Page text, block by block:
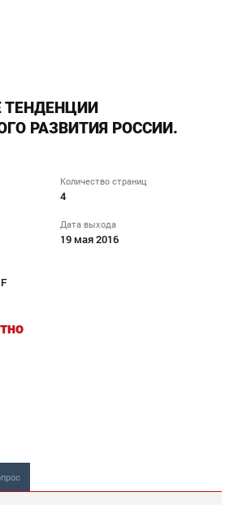
РАЗВИТИЯ РОССИИ.
Количество страниц
4
Дата выхода
19 мая 2016